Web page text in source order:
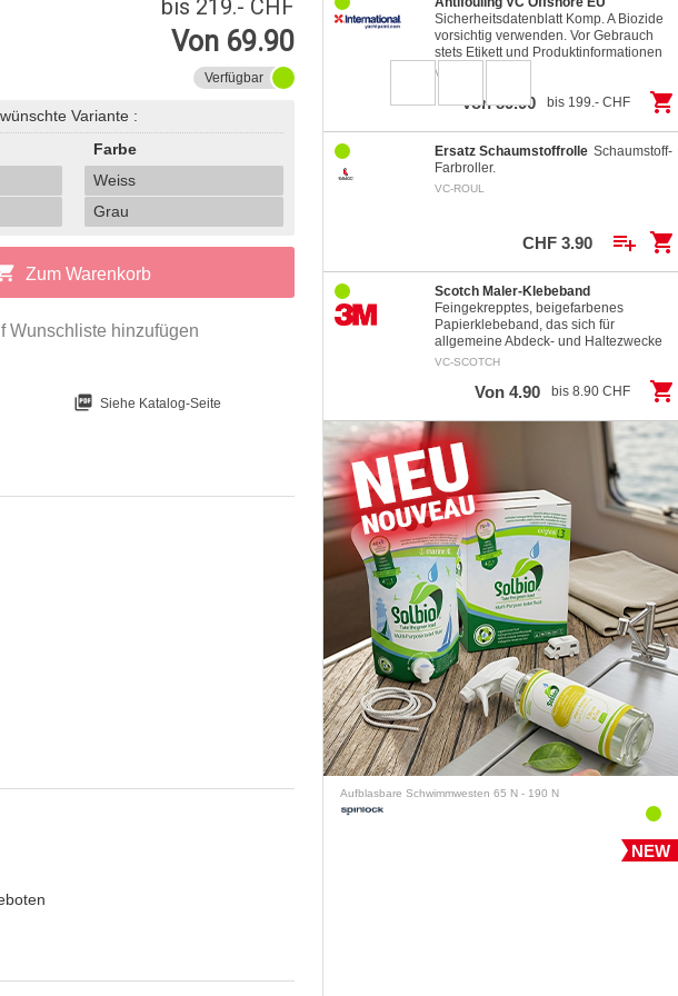
bis 219.- CHF
Von 69.90
Verfügbar
Variante :
Farbe
Weiss
Grau
Zum Warenkorb
Wunschliste hinzufügen
picture_as_pdf Siehe Katalog-Seite
Sicherheitsdatenblatt Komp. A Biozide
vorsichtig verwenden. Vor Gebrauch
stets Etikett und Produktinformationen
lesen. Signalwort:…
VC-OFF
bis 199.- CHF
Von 89.90 shopping_cart
Ersatz Schaumstoffrolle Schaumstoff-
Farbroller.
VC-ROUL
CHF 3.90 playlist_add shopping_cart
Scotch Maler-Klebeband
Feingekrepptes, beigefarbenes
Papierklebeband, das sich für
allgemeine Abdeck- und Haltezwecke
eignet. Lösemittelbeständiger,
VC-SCOTCH
bis 8.90 CHF
Von 4.90 shopping_cart
Aufblasbare Schwimmwesten 65 N - 190 N
NEW